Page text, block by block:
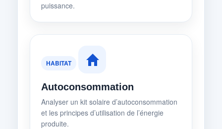
puissance.
HABITAT
Autoconsommation
Analyser un kit solaire d’autoconsommation
et les principes d’utilisation de l’énergie
produite.